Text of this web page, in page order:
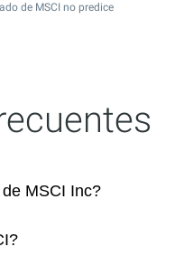
de MSCI no predice
MSCI Inc?